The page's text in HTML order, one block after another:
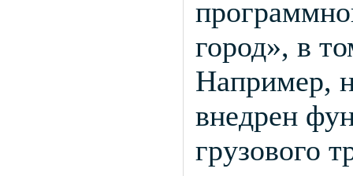
город», в
Например,
внедрен
грузового